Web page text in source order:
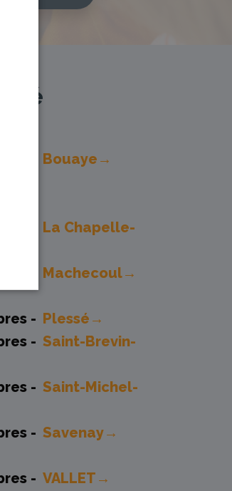
-
Bouaye→
La Chapelle-
Machecoul→
- Plessé→
- Saint-Brevin-
- Saint-Michel-
- Savenay→
- VALLET→